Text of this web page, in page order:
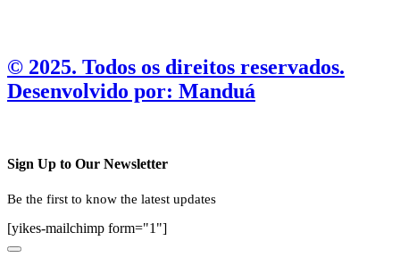
©️ 2025. Todos os direitos reservados.
Desenvolvido por: Manduá
Sign Up to Our Newsletter
Be the first to know the latest updates
[yikes-mailchimp form="1"]